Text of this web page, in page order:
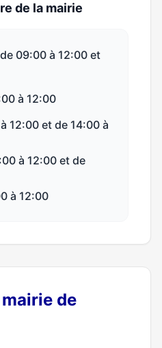
de la mairie
09:00 à 12:00 et
à 12:00
12:00 et de 14:00 à
à 12:00 et de
à 12:00
de